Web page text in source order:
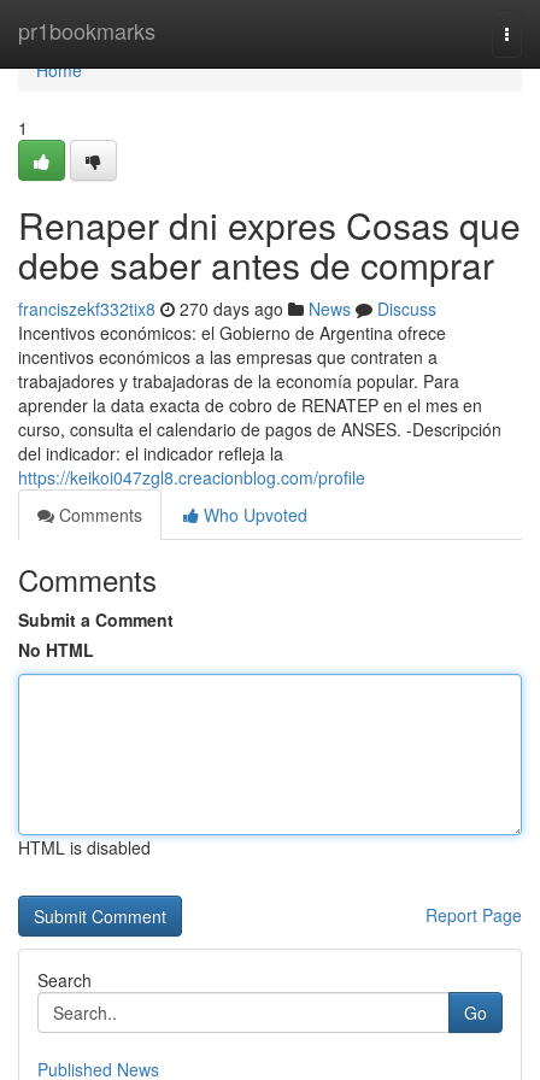
pr1bookmarks
Home
Home
1
Renaper dni expres Cosas que
debe saber antes de comprar
franciszekf332tix8 270 days ago News
Discuss
Incentivos económicos: el Gobierno de Argentina ofrece
incentivos económicos a las empresas que contraten a
trabajadores y trabajadoras de la economía popular. Para
aprender la data exacta de cobro de ⁣RENATEP en el mes en
curso, consulta el calendario de ​pagos de ANSES. -Descripción
del indicador: el indicador refleja la
https://keikoi047zgl8.creacionblog.com/profile
Comments
Who Upvoted
Comments
Submit a Comment
No HTML
HTML is disabled
Report Page
Search
Go
Published News